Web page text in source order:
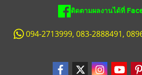
ติดตามผลงานได้ที่
094-2713999, 083-2888491,